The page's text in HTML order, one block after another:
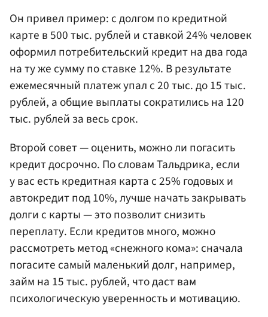
Он привел пример: с долгом по кредитной
карте в 500 тыс. рублей и ставкой 24% человек
оформил потребительский кредит на два года
на ту же сумму по ставке 12%. В результате
ежемесячный платеж упал с 20 тыс. до 15 тыс.
рублей, а общие выплаты сократились на 120
тыс. рублей за весь срок.
Второй совет — оценить, можно ли погасить
кредит досрочно. По словам Тальдрика, если
у вас есть кредитная карта с 25% годовых и
автокредит под 10%, лучше начать закрывать
долги с карты — это позволит снизить
переплату. Если кредитов много, можно
рассмотреть метод «снежного кома»: сначала
погасите самый маленький долг, например,
займ на 15 тыс. рублей, что даст вам
психологическую уверенность и мотивацию.